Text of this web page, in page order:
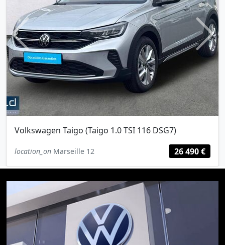
Volkswagen Taigo (Taigo 1.0 TSI 116 DSG7)
location_on Marseille 12 26 490 €
Previous Next